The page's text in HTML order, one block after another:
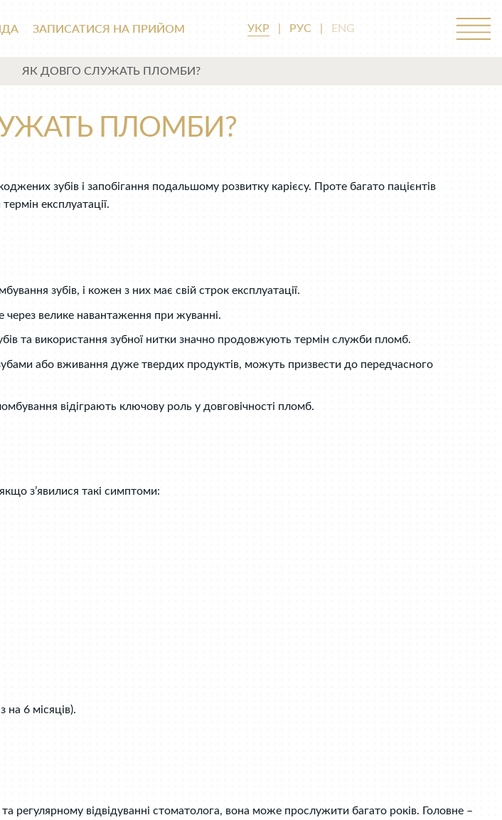
ЗАПИСАТИСЯ НА ПРИЙОМ УКР РУС ENG
ЯК ДОВГО СЛУЖАТЬ ПЛОМБИ?
ПЛОМБИ?
зубів і запобігання подальшому розвитку карієсу. Проте багато пацієнтів
експлуатації.
зубів, і кожен з них має свій строк експлуатації.
велике навантаження при жуванні.
та використання зубної нитки значно продовжують термін служби пломб.
або вживання дуже твердих продуктів, можуть призвести до передчасного
відіграють ключову роль у довговічності пломб.
з’явилися такі симптоми:
на 6 місяців).
регулярному відвідуванні стоматолога, вона може прослужити багато років. Головне –